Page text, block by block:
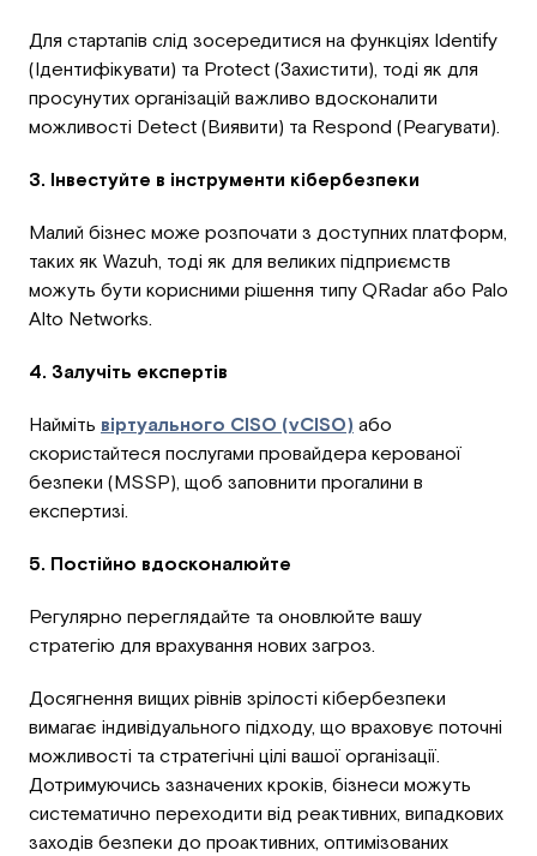
Для стартапів слід зосередитися на функціях Identify
(Ідентифікувати) та Protect (Захистити), тоді як для
просунутих організацій важливо вдосконалити
можливості Detect (Виявити) та Respond (Реагувати).
3. Інвестуйте в інструменти кібербезпеки
Малий бізнес може розпочати з доступних платформ,
таких як Wazuh, тоді як для великих підприємств
можуть бути корисними рішення типу QRadar або Palo
Alto Networks.
4. Залучіть експертів
Найміть віртуального CISO (vCISO) або
скористайтеся послугами провайдера керованої
безпеки (MSSP), щоб заповнити прогалини в
експертизі.
5. Постійно вдосконалюйте
Регулярно переглядайте та оновлюйте вашу
стратегію для врахування нових загроз.
Досягнення вищих рівнів зрілості кібербезпеки
вимагає індивідуального підходу, що враховує поточні
можливості та стратегічні цілі вашої організації.
Дотримуючись зазначених кроків, бізнеси можуть
систематично переходити від реактивних, випадкових
заходів безпеки до проактивних, оптимізованих